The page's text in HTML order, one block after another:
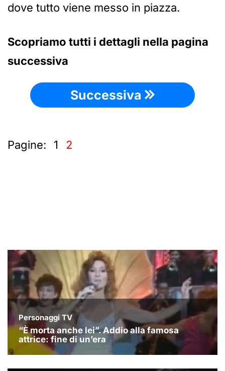
dove tutto viene messo in piazza.
Scopriamo tutti i dettagli nella pagina
successiva
Successiva
Pagine: 1 2